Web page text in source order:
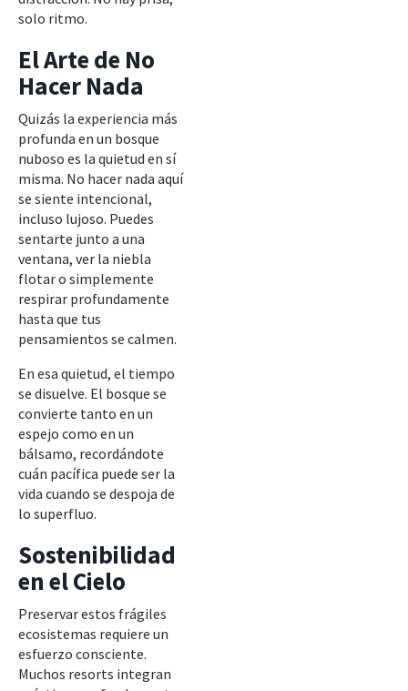
solo ritmo.
El Arte de No
Hacer Nada
Quizás la experiencia más
profunda en un bosque
nuboso es la quietud en sí
misma. No hacer nada aquí
se siente intencional,
incluso lujoso. Puedes
sentarte junto a una
ventana, ver la niebla
flotar o simplemente
respirar profundamente
hasta que tus
pensamientos se calmen.
En esa quietud, el tiempo
se disuelve. El bosque se
convierte tanto en un
espejo como en un
bálsamo, recordándote
cuán pacífica puede ser la
vida cuando se despoja de
lo superfluo.
Sostenibilidad
en el Cielo
Preservar estos frágiles
ecosistemas requiere un
esfuerzo consciente.
Muchos resorts integran